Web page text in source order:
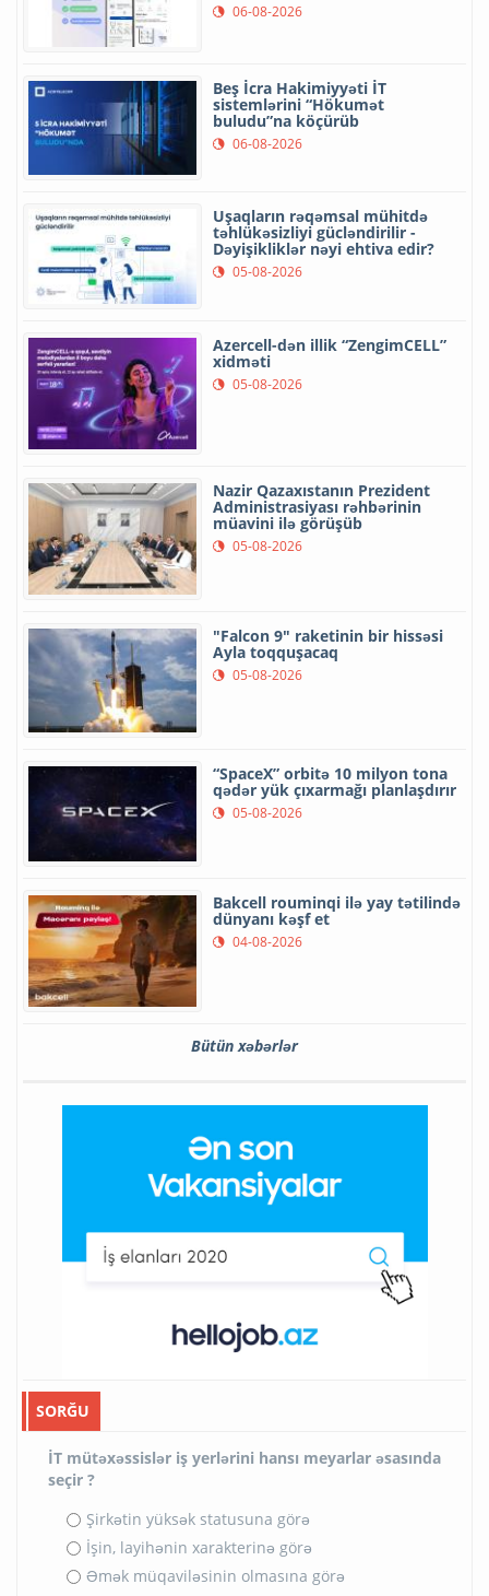
06-08-2026
Beş İcra Hakimiyyəti İT
sistemlərini “Hökumət
buludu”na köçürüb
06-08-2026
Uşaqların rəqəmsal mühitdə
təhlükəsizliyi gücləndirilir -
Dəyişikliklər nəyi ehtiva edir?
05-08-2026
Azercell-dən illik “ZengimCELL”
xidməti
05-08-2026
Nazir Qazaxıstanın Prezident
Administrasiyası rəhbərinin
müavini ilə görüşüb
05-08-2026
"Falcon 9" raketinin bir hissəsi
Ayla toqquşacaq
05-08-2026
“SpaceX” orbitə 10 milyon tona
qədər yük çıxarmağı planlaşdırır
05-08-2026
Bakcell rouminqi ilə yay tətilində
dünyanı kəşf et
04-08-2026
Bütün xəbərlər
SORĞU
İT mütəxəssislər iş yerlərini hansı meyarlar əsasında
seçir ?
Şirkətin yüksək statusuna görə
İşin, layihənin xarakterinə görə
Əmək müqaviləsinin olmasına görə